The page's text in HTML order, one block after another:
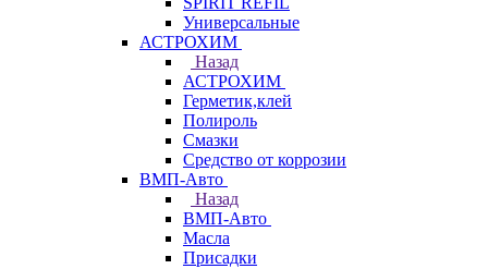
Универсальные
АСТРОХИМ
Назад
АСТРОХИМ
Герметик,клей
Полироль
Смазки
Средство от коррозии
ВМП-Авто
Назад
ВМП-Авто
Масла
Присадки